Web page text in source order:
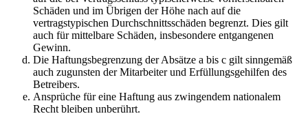
Schäden und im Übrigen der Höhe nach auf die
vertragstypischen Durchschnittsschäden begrenzt. Dies gilt
auch für mittelbare Schäden, insbesondere entgangenen
Gewinn.
Die Haftungsbegrenzung der Absätze a bis c gilt sinngemäß
auch zugunsten der Mitarbeiter und Erfüllungsgehilfen des
Betreibers.
Ansprüche für eine Haftung aus zwingendem nationalem
Recht bleiben unberührt.